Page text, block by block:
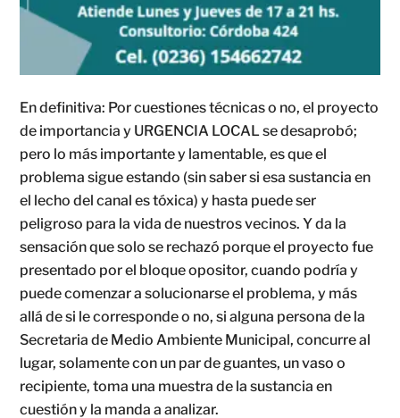
En definitiva: Por cuestiones técnicas o no, el proyecto
de importancia y URGENCIA LOCAL se desaprobó;
pero lo más importante y lamentable, es que el
problema sigue estando (sin saber si esa sustancia en
el lecho del canal es tóxica) y hasta puede ser
peligroso para la vida de nuestros vecinos. Y da la
sensación que solo se rechazó porque el proyecto fue
presentado por el bloque opositor, cuando podría y
puede comenzar a solucionarse el problema, y más
allá de si le corresponde o no, si alguna persona de la
Secretaria de Medio Ambiente Municipal, concurre al
lugar, solamente con un par de guantes, un vaso o
recipiente, toma una muestra de la sustancia en
cuestión y la manda a analizar.